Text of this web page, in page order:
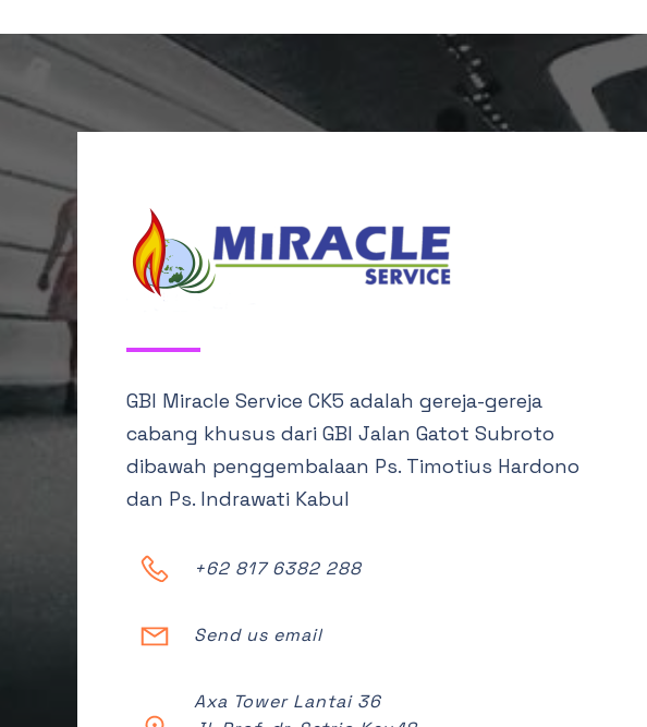
GBI Miracle Service CK5 adalah gereja-gereja
cabang khusus dari GBI Jalan Gatot Subroto
dibawah penggembalaan Ps. Timotius Hardono
dan Ps. Indrawati Kabul
+62 817 6382 288
Send us email
Axa Tower Lantai 36